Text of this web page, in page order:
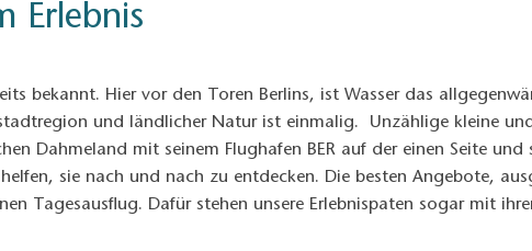
Erlebnis
bekannt. Hier vor den Toren Berlins, ist Wasser das
und ländlicher Natur ist einmalig. Unzählige kleine
Dahmeland mit seinem Flughafen BER auf der einen Seite und
sie nach und nach zu entdecken. Die besten Angebote,
Tagesausflug. Dafür stehen unsere Erlebnispaten sogar mit